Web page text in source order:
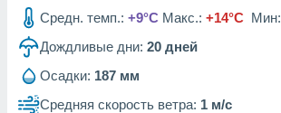
1199
Средн. темп.: +9°C Макс.: +14°C Мин:
Дождливые дни: 20 дней
Осадки: 187 мм
Средняя скорость ветра: 1 м/с